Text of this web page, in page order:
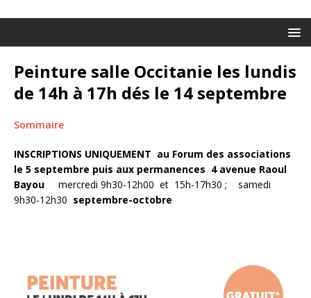
Peinture salle Occitanie les lundis
de 14h à 17h dés le 14 septembre
Sommaire
INSCRIPTIONS UNIQUEMENT au Forum des associations
le 5 septembre puis aux permanences 4avenue Raoul
Bayou
mercredi 9h30-12h00 et 15h-17h30 ; samedi
9h30-12h30 septembre-octobre